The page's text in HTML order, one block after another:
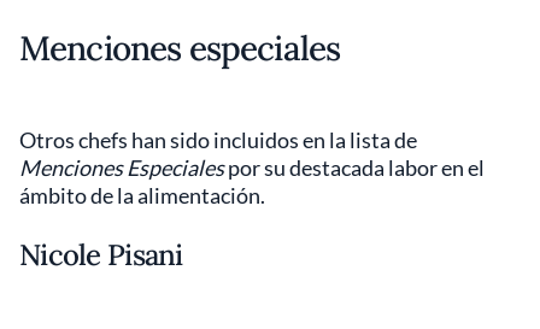
Menciones especiales
Otros chefs han sido incluidos en la lista de
Menciones Especialespor su destacada labor en el
ámbito de la alimentación.
Nicole Pisani